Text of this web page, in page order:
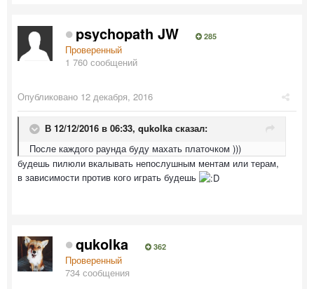
psychopath JW 285
Проверенный
1 760 сообщений
Опубликовано 12 декабря, 2016
В 12/12/2016 в 06:33, qukolka сказал:
После каждого раунда буду махать платочком )))
будешь пилюли вкалывать непослушным ментам или терам,
в зависимости против кого играть будешь
qukolka 362
Проверенный
734 сообщения